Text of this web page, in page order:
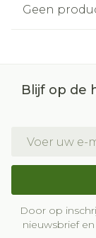
Geen
Blijf op de
Door op
nieuwsbrief